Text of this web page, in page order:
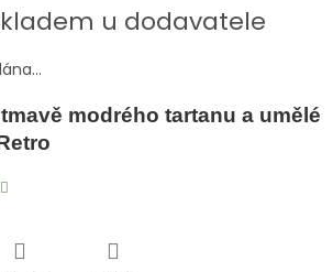
u dodavatele
modrého tartanu a umělé